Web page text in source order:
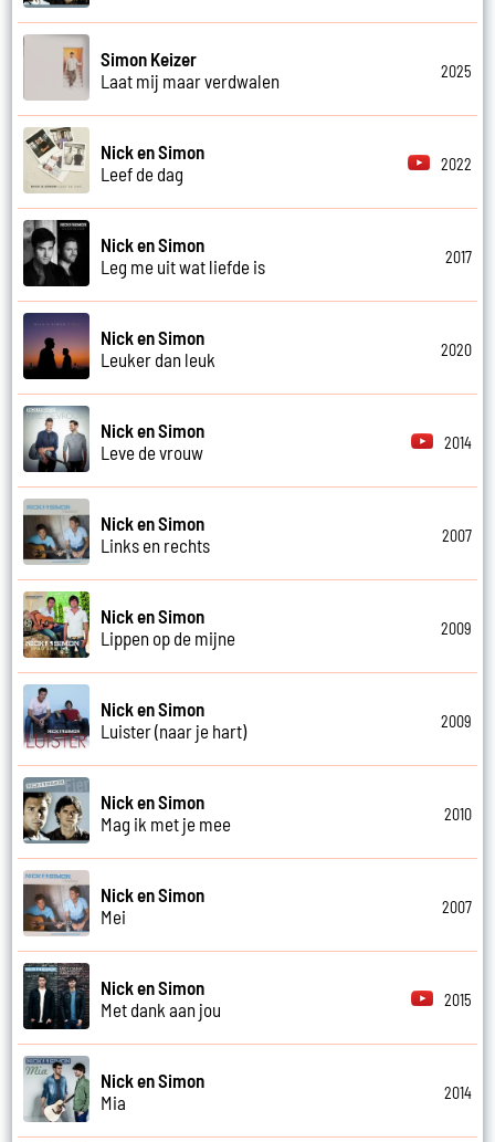
Simon Keizer
Laat mij maar verdwalen
2025
Nick en Simon
Leef de dag
2022
Nick en Simon
Leg me uit wat liefde is
2017
Nick en Simon
Leuker dan leuk
2020
Nick en Simon
Leve de vrouw
2014
Nick en Simon
Links en rechts
2007
Nick en Simon
Lippen op de mijne
2009
Nick en Simon
Luister (naar je hart)
2009
Nick en Simon
Mag ik met je mee
2010
Nick en Simon
Mei
2007
Nick en Simon
Met dank aan jou
2015
Nick en Simon
Mia
2014